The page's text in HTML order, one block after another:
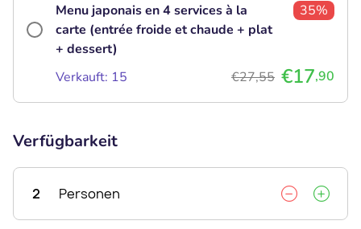
Menu japonais en 4 services à la
carte (entrée froide et chaude + plat
+ dessert)
35%
Verkauft: 15 €27,55 €17,90
Verfügbarkeit
2 Personen